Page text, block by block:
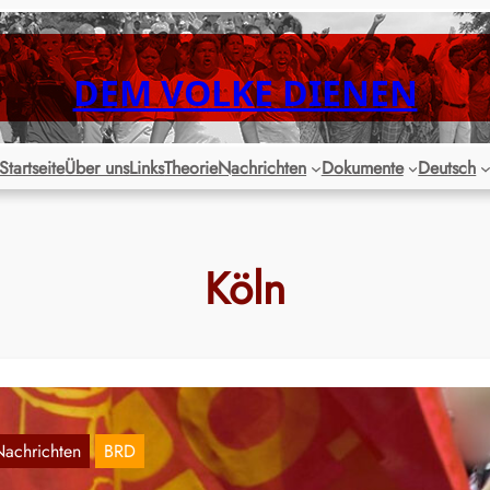
DEM VOLKE DIENEN
StartseiteÜber unsLinksTheorieNachrichten Dokumente Deutsch
Köln
BRD